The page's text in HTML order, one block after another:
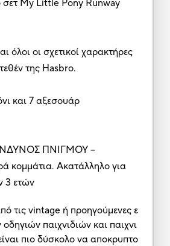
σετ My Little Pony Runway
όλοι οι σχετικοί χαρακτήρες
της Hasbro.
και 7 αξεσουάρ
ΠΝΙΓΜΟΥ –
κομμάτια. Ακατάλληλο για
3 ετών
τις vintage ή προηγούμενες ε
παιχνιδιών και παιχνι
πιο δύσκολο να αποκρυπτο